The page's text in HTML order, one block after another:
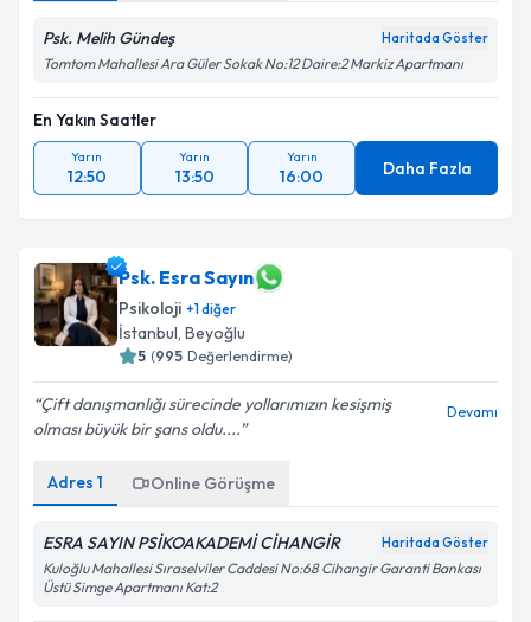
Psk. Melih Gündeş Haritada Göster
Tomtom Mahallesi Ara Güler Sokak No:12 Daire:2 Markiz Apartmanı
En Yakın Saatler
Yarın
12:50
Yarın
13:50
Yarın
16:00 Daha Fazla
Psk. Esra Sayın
Psikoloji +1diğer
İstanbul, Beyoğlu
5 (995 Değerlendirme)
Çift danışmanlığı sürecinde yollarımızın kesişmiş
olması büyük bir şans oldu....
Devamı
Adres 1 Online Görüşme
ESRA SAYIN PSİKOAKADEMİ CİHANGİR Haritada Göster
Kuloğlu Mahallesi Sıraselviler Caddesi No:68 Cihangir Garanti Bankası
Üstü Simge Apartmanı Kat:2